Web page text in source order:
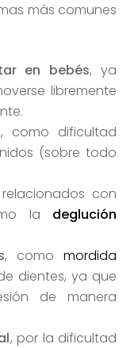
más comunes
en bebés, ya
libremente
, como dificultad
(sobre todo
con
la deglución
, comomordida
dientes, ya que
de manera
, por la dificultad